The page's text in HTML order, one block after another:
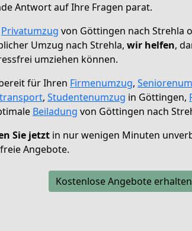
Antwort auf Ihre Fragen parat.
Privatumzug von Göttingen nach Strehla
Umzug nach Strehla, wir helfen,
umziehen können.
für Ihren Firmenumzug,
, Studentenumzug in Göttingen,
Beiladung von Göttingen nach
Sie jetzt in nur wenigen Minuten
Angebote.
Kostenlose Angebote erhalten